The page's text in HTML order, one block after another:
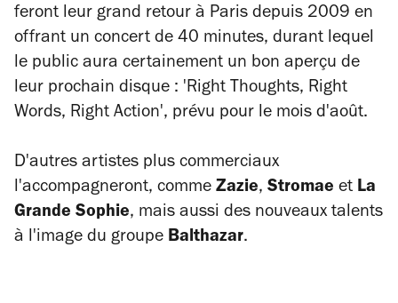
feront leur grand retour à Paris depuis 2009 en
offrant un concert de 40 minutes, durant lequel
le public aura certainement un bon aperçu de
leur prochain disque : 'Right Thoughts, Right
Words, Right Action', prévu pour le mois d'août.
D'autres artistes plus commerciaux
l'accompagneront, comme Zazie, Stromae et La
Grande Sophie, mais aussi des nouveaux talents
à l'image du groupe Balthazar.